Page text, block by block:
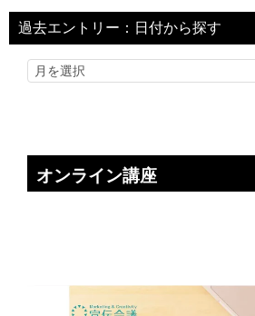
過去エントリー：日付から探す
オンライン講座